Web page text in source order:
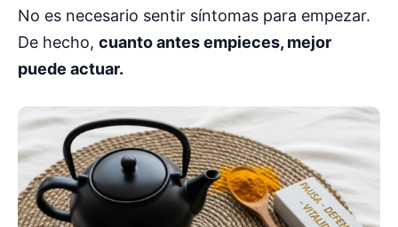
No es necesario sentir síntomas para empezar.
De hecho, cuanto antes empieces, mejor
puede actuar.